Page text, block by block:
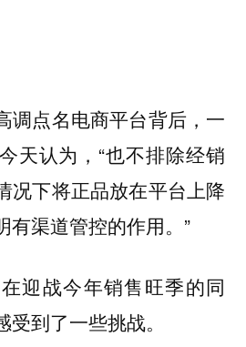
调点名电商平台背后，一
天认为，“也不排除经销
况下将正品放在平台上降
有渠道管控的作用。”
迎战今年销售旺季的同
到了一些挑战。